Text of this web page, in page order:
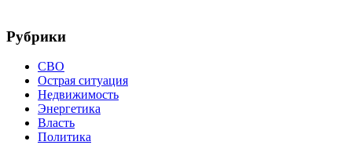
Рубрики
СВО
Острая ситуация
Недвижимость
Энергетика
Власть
Политика